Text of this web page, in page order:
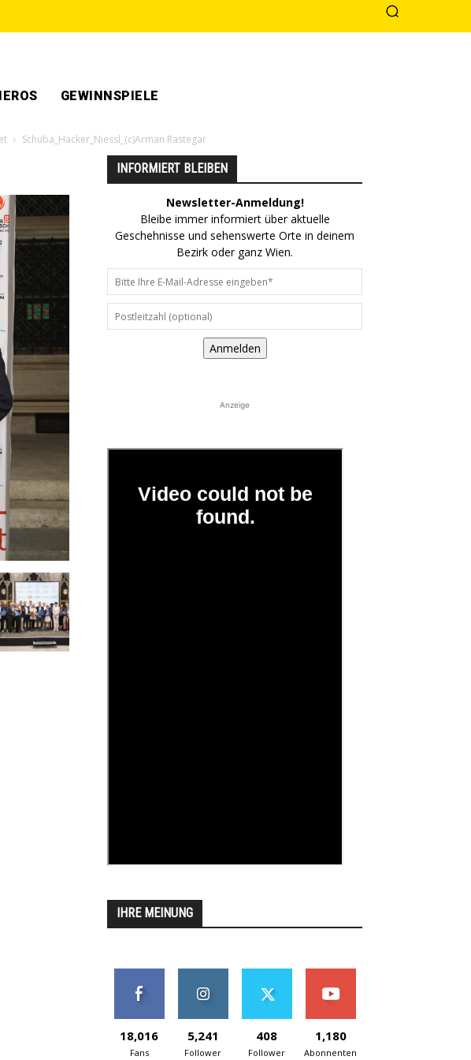
GEWINNSPIELE
Schuba_Hacker_Niessl_(c)Arman Rastegar
INFORMIERT BLEIBEN
Newsletter-Anmeldung!
Bleibe immer informiert über aktuelle
Geschehnisse und sehenswerte Orte in deinem
Bezirk oder ganz Wien.
Anmelden
Anzeige
IHRE MEINUNG
18,016
Fans
5,241
Follower
408
Follower
1,180
Abonnenten